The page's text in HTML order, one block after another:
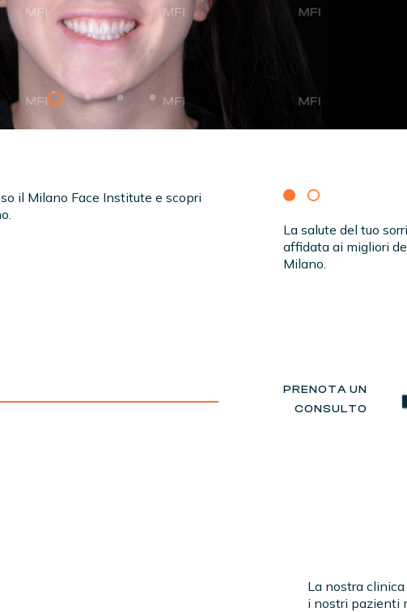
il Milano Face Institute e scopri
La salute del tuo
affidata ai migliori
Milano.
PRENOTA UN
CONSULTO
La nostra
i nostri pazienti